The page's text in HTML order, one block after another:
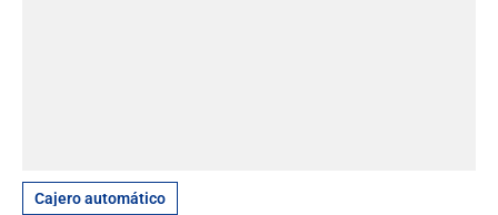
Cajero automático